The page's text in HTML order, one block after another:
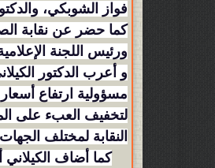
فواز الشوبكي،
كما حضر عن نقابة
ورئيس اللجنة
و أعرب الدكتور
مسؤولية ارتفاع
لتخفيف العبء على
النقابة لمختلف
كما أضاف